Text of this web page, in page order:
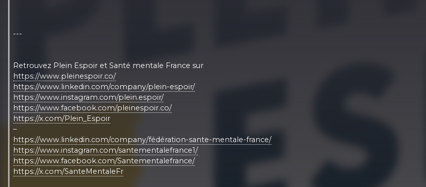
---
Retrouvez Plein Espoir et Santé mentale France sur
https://www.pleinespoir.co/
https://www.linkedin.com/company/plein-espoir/
https://www.instagram.com/plein.espoir/
https://www.facebook.com/pleinespoir.co/
https://x.com/Plein_Espoir
–
https://www.linkedin.com/company/fédération-sante-mentale-france/
https://www.instagram.com/santementalefrance1/
https://www.facebook.com/Santementalefrance/
https://x.com/SanteMentaleFr